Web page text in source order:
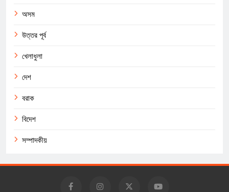
অসম
উত্তর পূর্ব
খেলাধুলা
দেশ
বরাক
বিদেশ
সম্পাদকীয়